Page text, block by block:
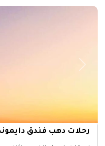
Next
رحلات دهب فندق دايموند